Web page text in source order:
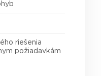
riešenia
požiadavkám